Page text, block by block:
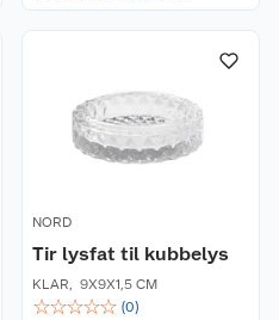
NORD
Tir lysfat til kubbelys
KLAR, 9X9X1,5 CM
☆☆☆☆☆ (0)